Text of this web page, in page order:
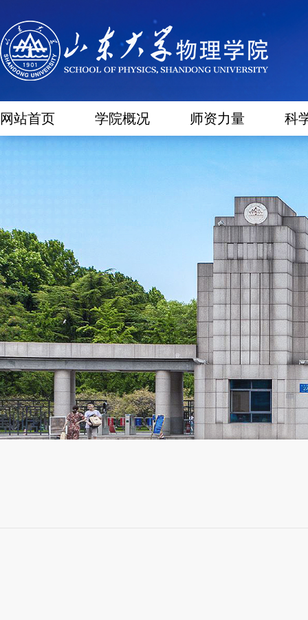
网站首页 学院概况 师资力量 科